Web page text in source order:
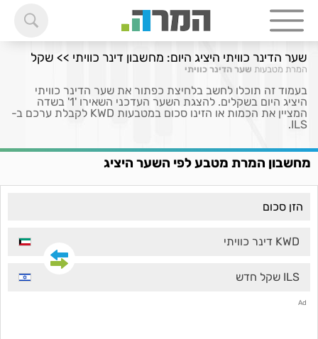
שער הדינר כוויתי היציג היום: מחשבון דינר כוויתי >> שקל
המרת מטבעות שער הדינר כוויתי
בעמוד זה תוכלו לחשב בלחיצת כפתור את שער הדינר כוויתי
היציג היום בשקלים. להצגת השער העדכני השאירו '1' בשדה
המציין את הכמות או הזינו סכום במטבעות KWD לקבלת ערכם ב-
ILS.
מחשבון המרת מטבע לפי השער היציג
KWD דינר כוויתי
ILS שקל חדש
Ad